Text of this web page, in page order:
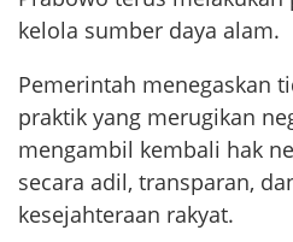
kelola sumber daya alam.
Pemerintah menegaskan
praktik yang merugikan
mengambil kembali hak
secara adil, transparan,
kesejahteraan rakyat.